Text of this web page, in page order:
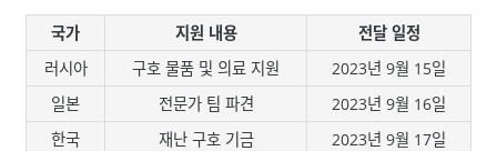
국가 지원 내용
전달 일정
러시아
구호 물품 및 의료 지원
2023년 9월 15일
일본
전문가 팀 파견
2023년 9월 16일
한국
재난 구호 기금 2023년 9월 17일